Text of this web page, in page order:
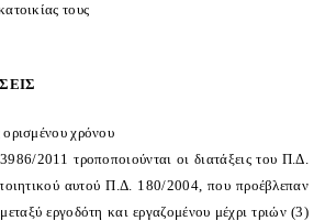
τους
ορισμένου χρόνου
2011 τροποποιούνται οι διατάξεις του Π.Δ.
αυτού Π.Δ. 180/2004, που προέβλεπαν
εργοδότη και εργαζομένου μέχρι τριών (3)